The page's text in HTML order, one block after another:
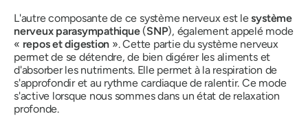
L'autre composante de ce système nerveux est lesystème
nerveux parasympathique(SNP), également appelé mode
« repos etdigestion ». Cette partie du système nerveux
permet de se détendre, de bien digérer les aliments et
d'absorber les nutriments. Elle permet à la respiration de
s'approfondir et au rythme cardiaque de ralentir. Ce mode
s'active lorsque nous sommes dans un état de relaxation
profonde.